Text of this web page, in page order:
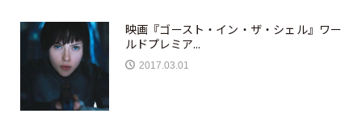
映画『ゴースト・イン・ザ・シェル』ワー
ルドプレミア...
2017.03.01